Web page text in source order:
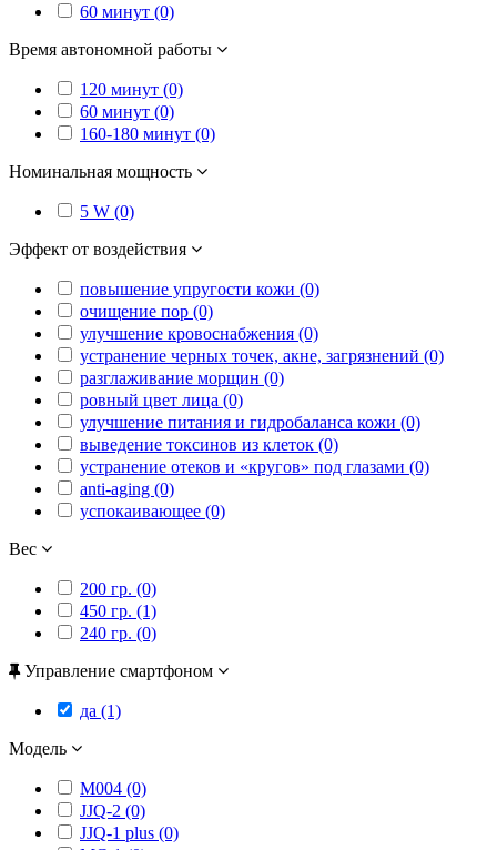
60 минут (0)
Время автономной работы
120 минут (0)
60 минут (0)
160-180 минут (0)
Номинальная мощность
5 W (0)
Эффект от воздействия
повышение упругости кожи (0)
очищение пор (0)
улучшение кровоснабжения (0)
устранение черных точек, акне, загрязнений (0)
разглаживание морщин (0)
ровный цвет лица (0)
улучшение питания и гидробаланса кожи (0)
выведение токсинов из клеток (0)
устранение отеков и «кругов» под глазами (0)
anti-aging (0)
успокаивающее (0)
Вес
200 гр. (0)
450 гр. (1)
240 гр. (0)
Управление смартфоном
да (1)
Модель
M004 (0)
JJQ-2 (0)
JJQ-1 plus (0)